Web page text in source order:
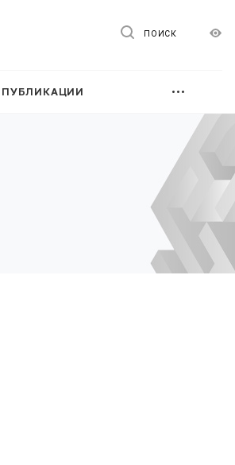
ПОИСК
ПУБЛИКАЦИИ